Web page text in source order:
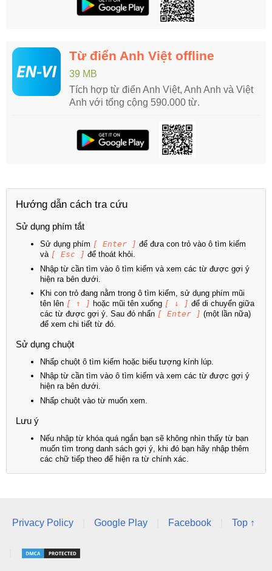
Từ điển Anh Việt offline
39 MB
Tích hợp từ điển Anh Việt, Anh Anh và Việt
Anh với tổng cộng 590.000 từ.
Hướng dẫn cách tra cứu
Sử dụng phím tắt
Sử dụng phím [ Enter ] để đưa con trỏ vào ô tìm kiếm
và [ Esc ] để thoát khỏi.
Nhập từ cần tìm vào ô tìm kiếm và xem các từ được gợi ý
hiện ra bên dưới.
Khi con trỏ đang nằm trong ô tìm kiếm, sử dụng phím mũi
tên lên [ ↑ ] hoặc mũi tên xuống [ ↓ ] để di chuyển giữa
các từ được gợi ý. Sau đó nhấn [ Enter ] (một lần nữa)
để xem chi tiết từ đó.
Sử dụng chuột
Nhấp chuột ô tìm kiếm hoặc biểu tượng kính lúp.
Nhập từ cần tìm vào ô tìm kiếm và xem các từ được gợi ý
hiện ra bên dưới.
Nhấp chuột vào từ muốn xem.
Lưu ý
Nếu nhập từ khóa quá ngắn bạn sẽ không nhìn thấy từ bạn
muốn tìm trong danh sách gợi ý, khi đó bạn hãy nhập thêm
các chữ tiếp theo để hiện ra từ chính xác.
Privacy Policy Google Play Facebook Top ↑